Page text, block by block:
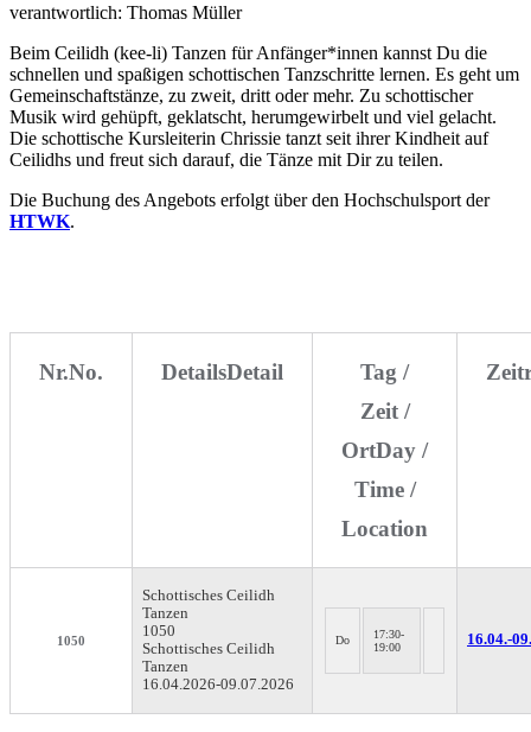
verantwortlich: Thomas Müller
Beim Ceilidh (kee-li) Tanzen für Anfänger*innen kannst Du die
schnellen und spaßigen schottischen Tanzschritte lernen. Es geht um
Gemeinschaftstänze, zu zweit, dritt oder mehr. Zu schottischer
Musik wird gehüpft, geklatscht, herumgewirbelt und viel gelacht.
Die schottische Kursleiterin Chrissie tanzt seit ihrer Kindheit auf
Ceilidhs und freut sich darauf, die Tänze mit Dir zu teilen.
Die Buchung des Angebots erfolgt über den Hochschulsport der
HTWK.
Nr.No. DetailsDetail
Tag /
Zeit /
OrtDay /
Time /
Location
1050
Schottisches Ceilidh
Tanzen
1050
Schottisches Ceilidh
Tanzen
16.04.2026-09.07.2026
Do
17:30-
19:00
16.04.-